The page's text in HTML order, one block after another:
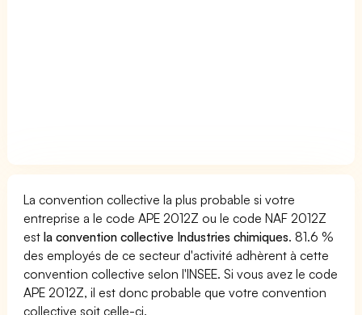
La convention collective la plus probable si votre
entreprise a le code APE 2012Z ou le code NAF 2012Z
estla convention collective Industries chimiques. 81.6 %
des employés de ce secteur d'activité adhèrent à cette
convention collective selon l'INSEE. Si vous avez le code
APE 2012Z, il est donc probable que votre convention
collective soit celle-ci.